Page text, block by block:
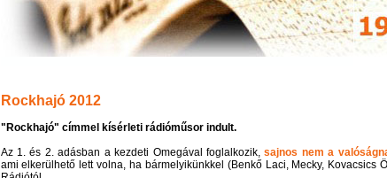
Rockhajó 2012
"Rockhajó" címmel kísérleti rádióműsor indult.
Az 1. és 2. adásban a kezdeti Omegával foglalkozik,sajnos nem a
ami elkerülhető lett volna, ha bármelyikünkkel (Benkő Laci, Mecky, Kovacsics